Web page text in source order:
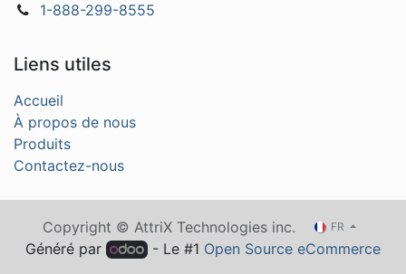
1-888-299-8555
Liens utiles
Accueil
À propos de nous
Produits
Contactez-nous
Copyright © AttriX Technologies inc. FR
Généré par - Le #1 Open Source eCommerce